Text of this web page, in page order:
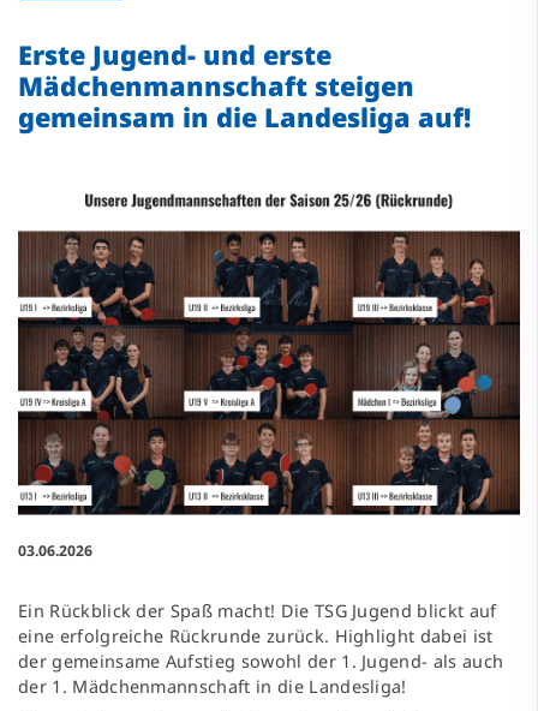
Erste Jugend- und erste
Mädchenmannschaft steigen
gemeinsam in die Landesliga auf!
03.06.2026
Ein Rückblick der Spaß macht! Die TSG Jugend blickt auf
eine erfolgreiche Rückrunde zurück. Highlight dabei ist
der gemeinsame Aufstieg sowohl der 1. Jugend- als auch
der 1. Mädchenmannschaft in die Landesliga!